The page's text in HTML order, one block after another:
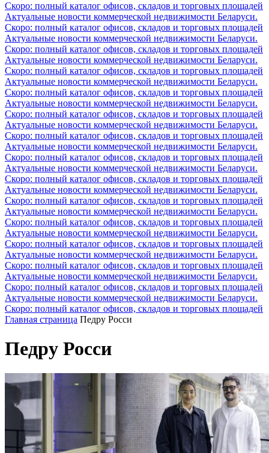
Скоро: полный каталог офисов, складов и торговых площадей
Актуальные новости коммерческой недвижимости Беларуси.
Скоро: полный каталог офисов, складов и торговых площадей
Актуальные новости коммерческой недвижимости Беларуси.
Скоро: полный каталог офисов, складов и торговых площадей
Актуальные новости коммерческой недвижимости Беларуси.
Скоро: полный каталог офисов, складов и торговых площадей
Актуальные новости коммерческой недвижимости Беларуси.
Скоро: полный каталог офисов, складов и торговых площадей
Актуальные новости коммерческой недвижимости Беларуси.
Скоро: полный каталог офисов, складов и торговых площадей
Актуальные новости коммерческой недвижимости Беларуси.
Скоро: полный каталог офисов, складов и торговых площадей
Актуальные новости коммерческой недвижимости Беларуси.
Скоро: полный каталог офисов, складов и торговых площадей
Актуальные новости коммерческой недвижимости Беларуси.
Скоро: полный каталог офисов, складов и торговых площадей
Актуальные новости коммерческой недвижимости Беларуси.
Скоро: полный каталог офисов, складов и торговых площадей
Актуальные новости коммерческой недвижимости Беларуси.
Скоро: полный каталог офисов, складов и торговых площадей
Актуальные новости коммерческой недвижимости Беларуси.
Скоро: полный каталог офисов, складов и торговых площадей
Актуальные новости коммерческой недвижимости Беларуси.
Скоро: полный каталог офисов, складов и торговых площадей
Актуальные новости коммерческой недвижимости Беларуси.
Скоро: полный каталог офисов, складов и торговых площадей
Актуальные новости коммерческой недвижимости Беларуси.
Скоро: полный каталог офисов, складов и торговых площадей
Главная страница Педру Росси
Педру Росси